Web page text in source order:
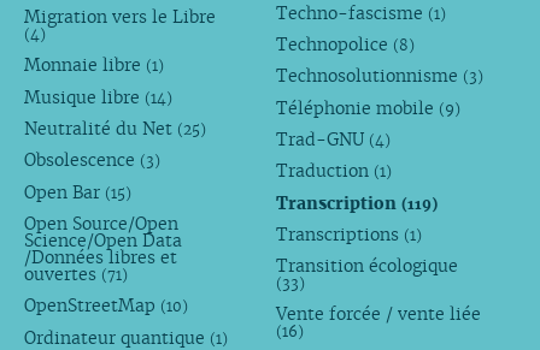
Migration vers le Libre
(4)
Monnaie libre (1)
Musique libre (14)
Neutralité du Net (25)
Obsolescence (3)
Open Bar (15)
Open Source/Open
Science/Open Data
/Données libres et
ouvertes (71)
OpenStreetMap (10)
Ordinateur quantique (1)
Techno-fascisme (1)
Technopolice (8)
Technosolutionnisme (3)
Téléphonie mobile (9)
Trad-GNU (4)
Traduction (1)
Transcription(119)
Transcriptions (1)
Transition écologique
(33)
Vente forcée / vente liée
(16)